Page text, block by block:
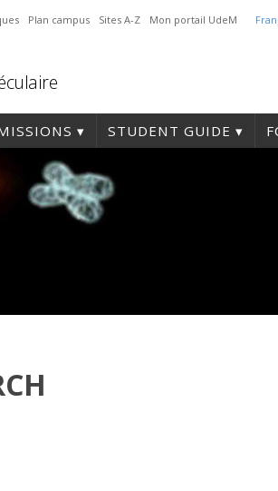
Plan campus Sites A-Z Mon portail UdeM
STUDENT GUIDE